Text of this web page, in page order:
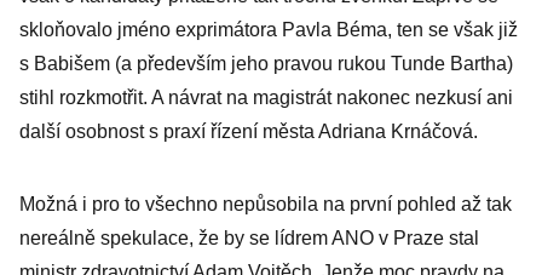
impériu ANO
skloňovalo jméno exprimátora Pavla Béma, ten se však již
s Babišem (a především jeho pravou rukou Tunde Bartha)
stihl rozkmotřit. A návrat na magistrát nakonec nezkusí ani
další osobnost s praxí řízení města Adriana Krnáčová.
Možná i pro to všechno nepůsobila na první pohled až tak
nereálně spekulace, že by se lídrem ANO v Praze stal